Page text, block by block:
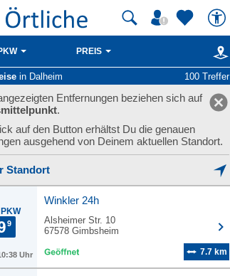
PREIS
in Dalheim 100 Treffer
Entfernungen beziehen sich auf
.
auf den Button erhältst Du die genauen
ausgehend von Deinem aktuellen Standort.
Standort
Uhr
Winkler 24h
Alsheimer Str. 10
67578 Gimbsheim
7.7 km